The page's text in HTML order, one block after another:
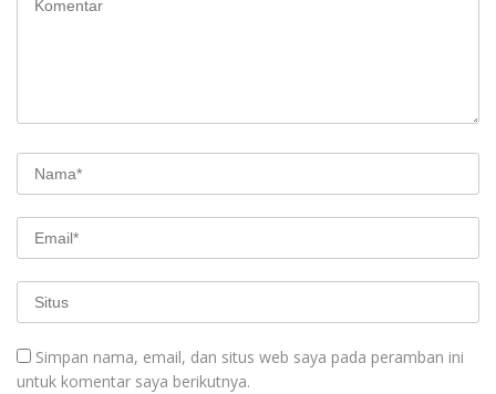
Simpan nama, email, dan situs web saya pada peramban ini
untuk komentar saya berikutnya.